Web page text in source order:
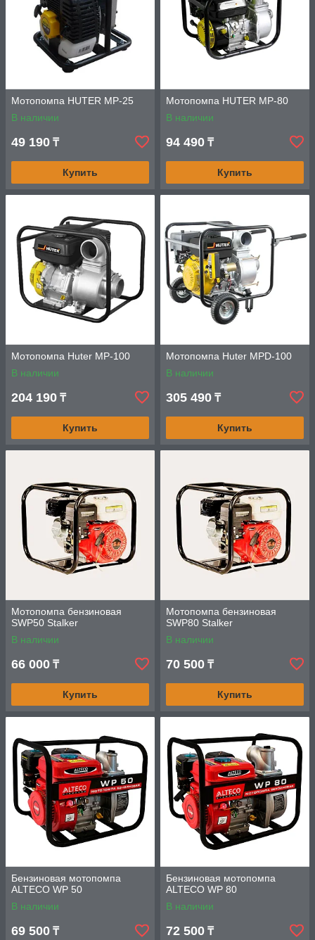
Мотопомпа HUTER MP-25
В наличии
49 190 ₸
Купить
Мотопомпа HUTER MP-80
В наличии
94 490 ₸
Купить
Мотопомпа Huter MP-100
В наличии
204 190 ₸
Купить
Мотопомпа Huter MPD-100
В наличии
305 490 ₸
Купить
Мотопомпа бензиновая
SWP50 Stalker
В наличии
66 000 ₸
Купить
Мотопомпа бензиновая
SWP80 Stalker
В наличии
70 500 ₸
Купить
Бензиновая мотопомпа
ALTECO WP 50
В наличии
69 500 ₸
Бензиновая мотопомпа
ALTECO WP 80
В наличии
72 500 ₸